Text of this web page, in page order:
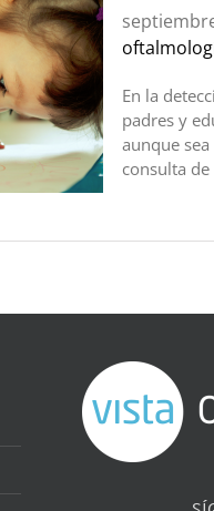
En la
padres y
aunque
consulta